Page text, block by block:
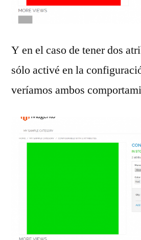
Y en el caso de tener dos
sólo activé en la
veríamos ambos